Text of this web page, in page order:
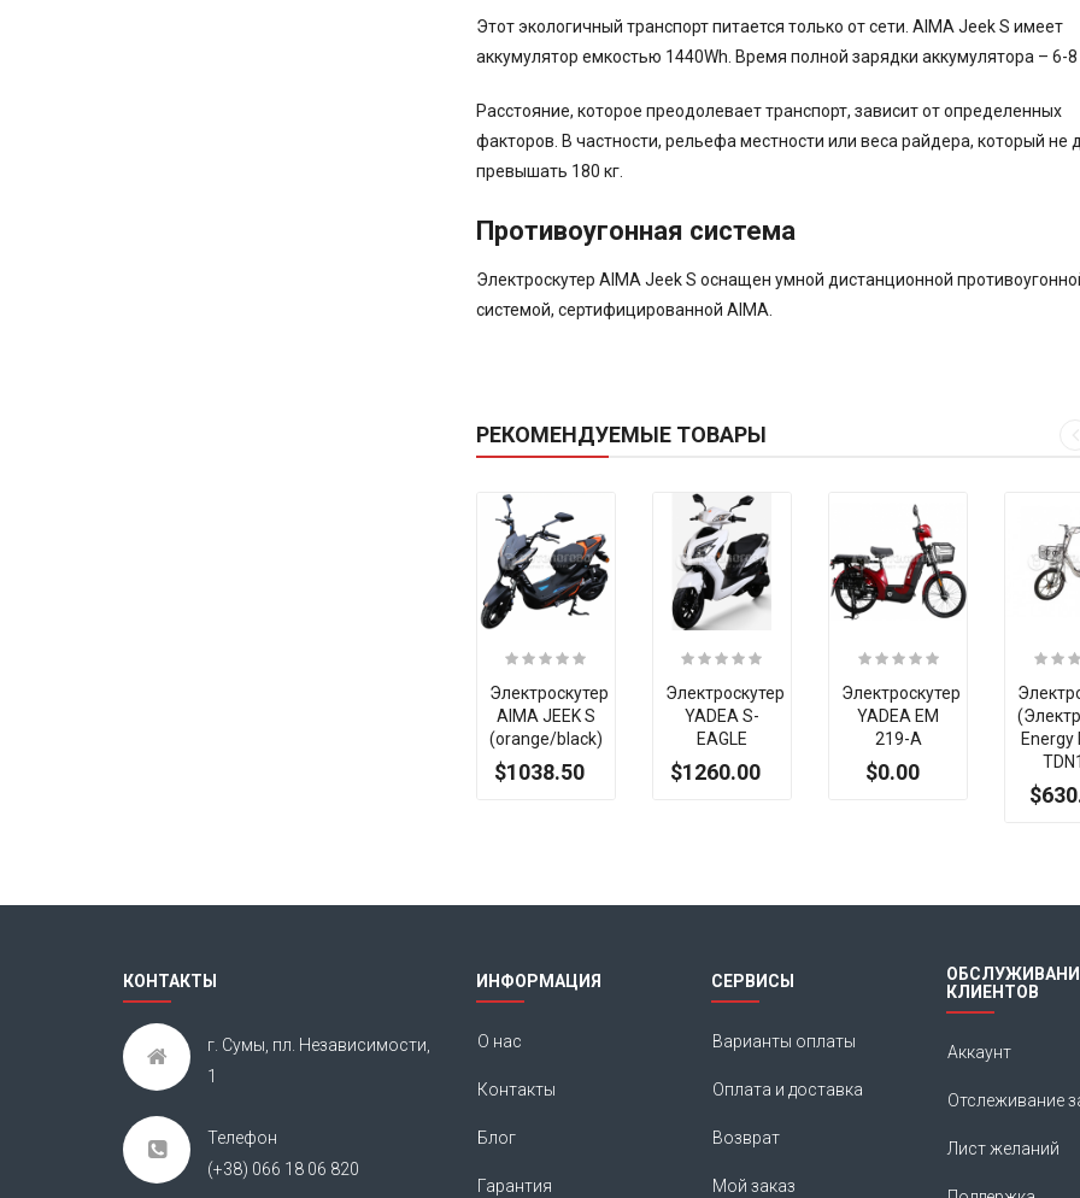
Этот экологичный транспорт питается только от сети. AIMA Jeek S имеет
аккумулятор емкостью 1440Wh. Время полной зарядки аккумулятора – 6-8
Расстояние, которое преодолевает транспорт, зависит от определенных
факторов. В частности, рельефа местности или веса райдера, который не
превышать 180 кг.
Противоугонная система
Электроскутер AIMA Jeek S оснащен умной дистанционной
системой, сертифицированной AIMA.
РЕКОМЕНДУЕМЫЕ ТОВАРЫ
Электроскутер
AIMA JEEK S
(orange/black)
$1038.50
Электроскутер
YADEA S-
EAGLE
$1260.00
Электроскутер
YADEA EM
219-A
$0.00
Energy
КОНТАКТЫ
г. Сумы, пл. Независимости,
1
Телефон
(+38) 066 18 06 820
ИНФОРМАЦИЯ
О нас
Контакты
Блог
Гарантия
СЕРВИСЫ
Варианты оплаты
Оплата и доставка
Возврат
Мой заказ
КЛИЕНТОВ
Аккаунт
Отслеживание
Лист желаний